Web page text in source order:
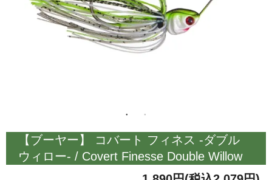
【ブーヤー】 コバート フィネス -ダブル
ウィロー- / Covert Finesse Double Willow